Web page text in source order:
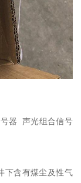
器 声光组合信号
下含有煤尘及性气